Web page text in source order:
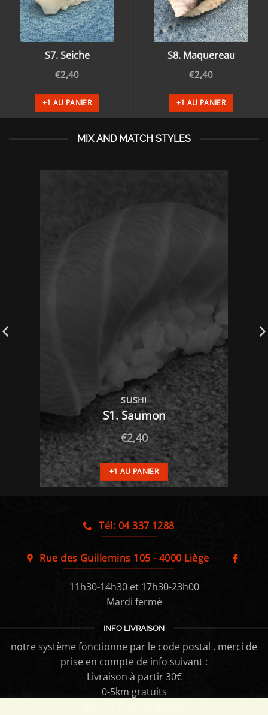
S7. Seiche
€2,40
+1 AU PANIER
S8. Maquereau
€2,40
+1 AU PANIER
MIX AND MATCH STYLES
SUSHI
S1. Saumon
€2,40
+1 AU PANIER
Tél: 04 337 1288
Rue des Guillemins 105 - 4000 Liège
11h30-14h30 et 17h30-23h00
Mardi fermé
INFO LIVRAISON
notre système fonctionne par le code postal , merci de
prise en compte de info suivant :
Livraison à partir 30€
0-5km gratuits